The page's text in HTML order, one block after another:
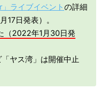
ライブイベント の詳細
17日発表）。
（2022年1月30日発
ヤス湾」は開催中止